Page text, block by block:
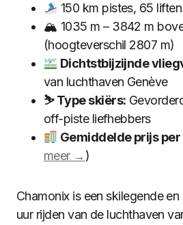
150 km pistes, 65 liften
🏔 1035 m – 3842 m
(hoogteverschil 2807 m)
Dichtstbijzijnde
van luchthaven Genève
⛷ Type skiërs:
off-piste liefhebbers
Gemiddelde prijs per
meer →)
Chamonix is een skilegende
uur rijden van de luchthaven